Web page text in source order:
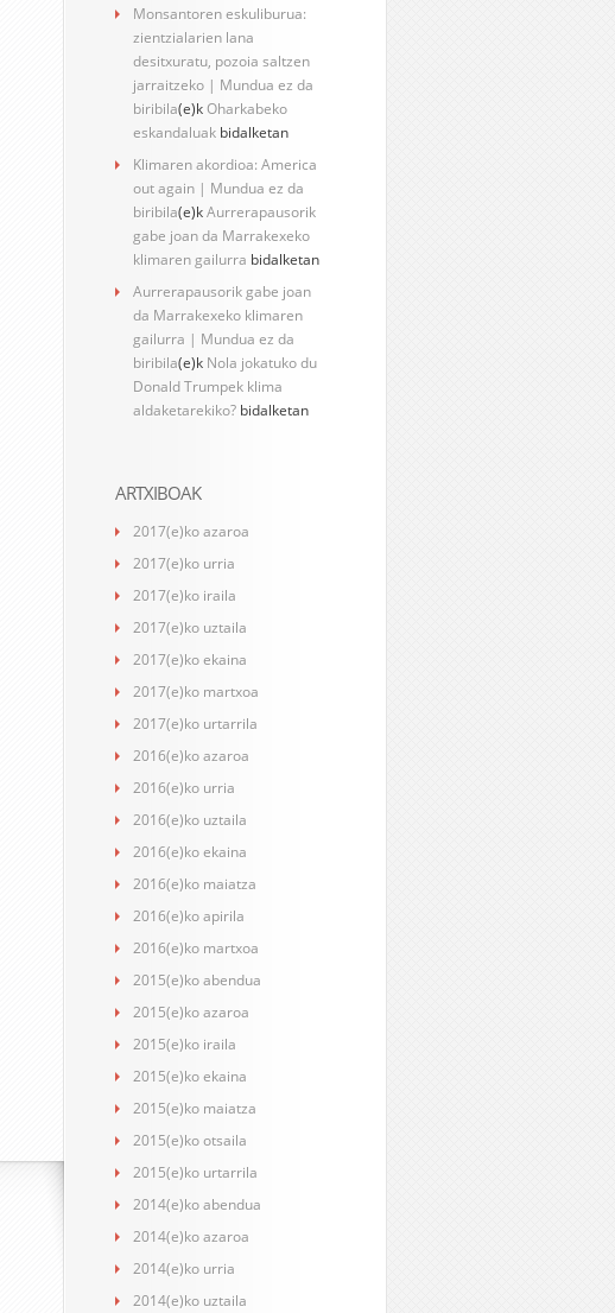
Monsantoren eskuliburua:
zientzialarien lana
desitxuratu, pozoia saltzen
jarraitzeko | Mundua ez da
biribila(e)kOharkabeko
eskandaluak bidalketan
Klimaren akordioa: America
out again | Mundua ez da
biribila(e)kAurrerapausorik
gabe joan da Marrakexeko
klimaren gailurra bidalketan
Aurrerapausorik gabe joan
da Marrakexeko klimaren
gailurra | Mundua ez da
biribila(e)k Nola jokatuko du
Donald Trumpek klima
aldaketarekiko? bidalketan
ARTXIBOAK
2017(e)ko azaroa
2017(e)ko urria
2017(e)ko iraila
2017(e)ko uztaila
2017(e)ko ekaina
2017(e)ko martxoa
2017(e)ko urtarrila
2016(e)ko azaroa
2016(e)ko urria
2016(e)ko uztaila
2016(e)ko ekaina
2016(e)ko maiatza
2016(e)ko apirila
2016(e)ko martxoa
2015(e)ko abendua
2015(e)ko azaroa
2015(e)ko iraila
2015(e)ko ekaina
2015(e)ko maiatza
2015(e)ko otsaila
2015(e)ko urtarrila
2014(e)ko abendua
2014(e)ko azaroa
2014(e)ko urria
2014(e)ko uztaila